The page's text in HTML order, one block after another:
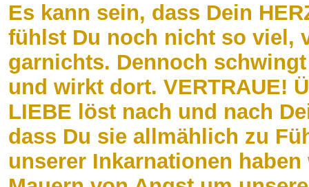
Es kann sein, dass Dein
fühlst Du noch nicht so viel,
garnichts. Dennoch
und wirkt dort. VERTRAUE!
LIEBE löst nach und nach
dass Du sie allmählich zu
unserer Inkarnationen